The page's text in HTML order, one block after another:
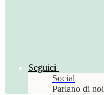
Seguici
Social
Parlano di noi